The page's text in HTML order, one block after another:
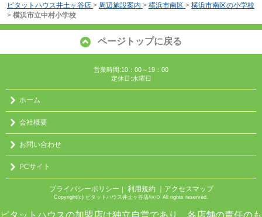
ピタットハウス井土ヶ谷店 > 周辺施設案内 > 横浜市南区 > 横浜市南区の小学校
> 横浜市立中村小学校
ページトップに戻る
営業時間:10：00～19：00
定休日:水曜日
ホーム
会社概要
お問い合わせ
PCサイト
プライバシーポリシー ｜ 利用規約 ｜アクセスマップ
Copyright(c) ピタットハウス井土ヶ谷店/㈱０ All rights reserved.
ピタットハウスの加盟店は独立自営であり、各店舗の責任のも